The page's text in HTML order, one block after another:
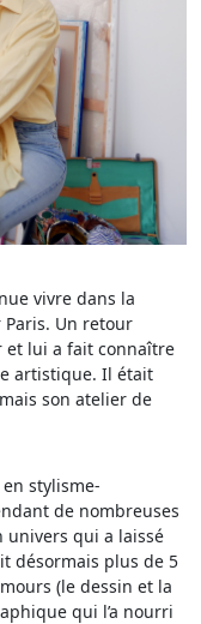
vivre dans la
Un retour
et lui a fait connaître
artistique. Il était
son atelier de
stylisme-
de nombreuses
univers qui a laissé
désormais plus de 5
(le dessin et la
qui l’a nourri